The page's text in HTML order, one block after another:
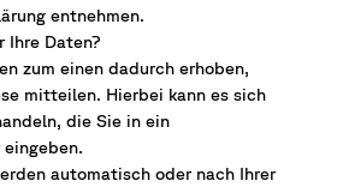
entnehmen.
Ihre Daten?
zum einen dadurch erhoben,
mitteilen. Hierbei kann es sich
die Sie in ein
automatisch oder nach Ihrer